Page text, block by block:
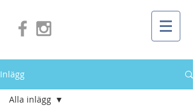
Inlägg
Alla inlägg